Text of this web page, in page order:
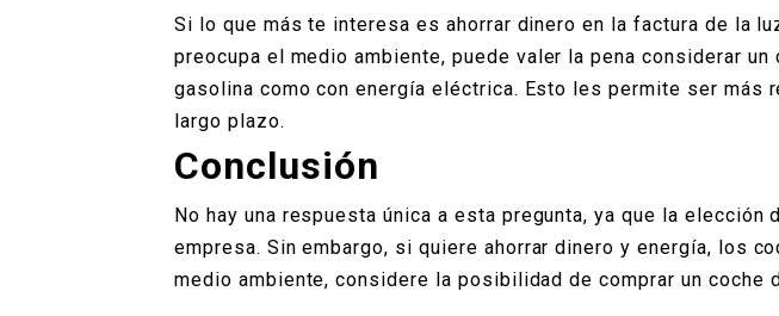
Si lo que más te interesa es ahorrar dinero en la factura de la
preocupa el medio ambiente, puede valer la pena considerar
gasolina como con energía eléctrica. Esto les permite ser más
largo plazo.
Conclusión
No hay una respuesta única a esta pregunta, ya que la
empresa. Sin embargo, si quiere ahorrar dinero y energía, los
medio ambiente, considere la posibilidad de comprar un coche